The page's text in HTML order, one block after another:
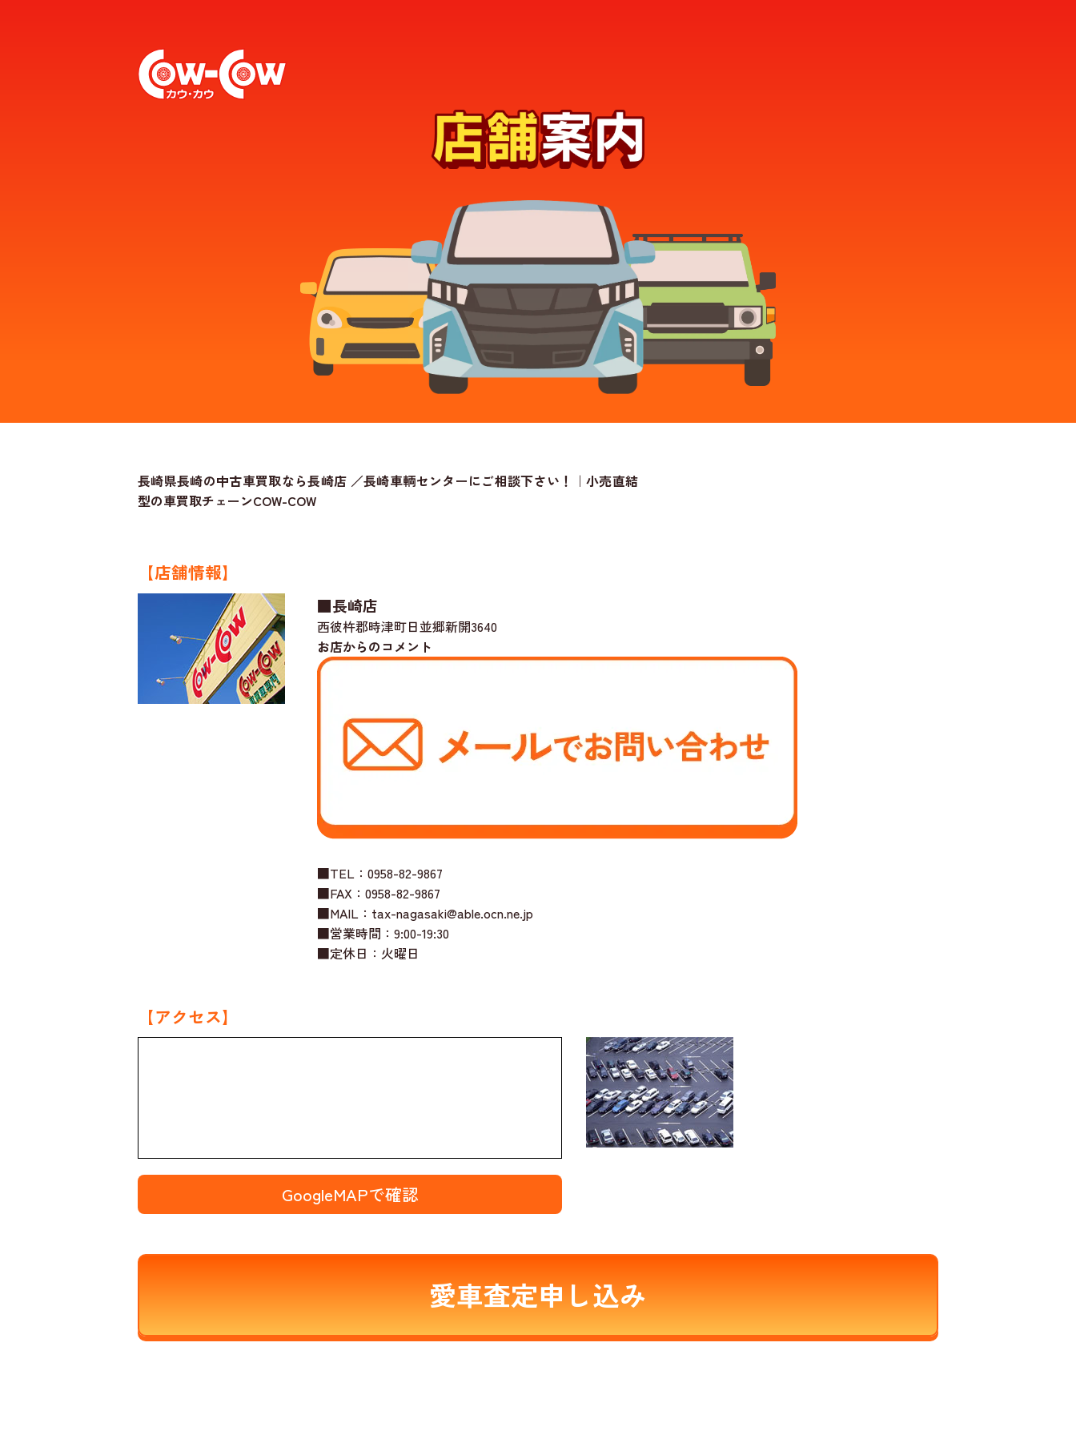
長崎県長崎の中古車買取なら長崎店 ／長崎車輌センターにご相談下さい！｜小売直結
型の車買取チェーンCOW-COW
【店舗情報】
■長崎店
西彼杵郡時津町日並郷新開3640
お店からのコメント
■TEL：0958-82-9867
■FAX：0958-82-9867
■MAIL：tax-nagasaki@able.ocn.ne.jp
■営業時間：9:00-19:30
■定休日：火曜日
【アクセス】
GoogleMAPで確認
愛車査定申し込み